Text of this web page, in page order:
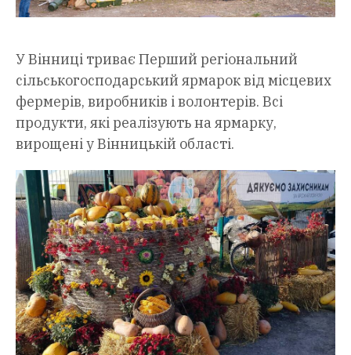
У Вінниці триває Перший регіональний
сільськогосподарський ярмарок від місцевих
фермерів, виробників і волонтерів. Всі
продукти, які реалізують на ярмарку,
вирощені у Вінницькій області.